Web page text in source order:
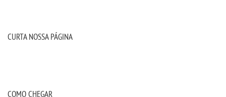
CURTA NOSSA PÁGINA
COMO CHEGAR